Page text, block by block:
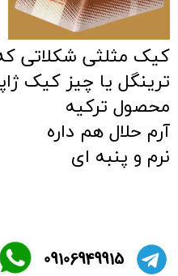
کیک مثلثی شکلاتی
ترینگل یا چیز کیک
محصول ترکیه
آرم حلال هم داره
نرم و پنبه ای
​09106949915